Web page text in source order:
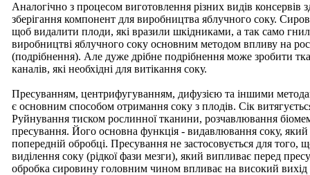
Аналогічно з процесом виготовлення різних видів консервів
зберігання компонент для виробництва яблучного соку.
щоб видалити плоди, які вразили шкідниками, а так само
виробництві яблучного соку основним методом впливу на
(подрібнення). Але дуже дрібне подрібнення може зробити
каналів, які необхідні для витікання соку.
Пресуванням, центрифугуванням, дифузією та іншими
є основним способом отримання соку з плодів. Сік
Руйнування тиском рослинної тканини, розчавлювання
пресування. Його основна функція - видавлювання соку,
попередній обробці. Пресування не застосовується для того,
виділення соку (рідкої фази мезги), який випливає перед
обробка сировину головним чином впливає на високий вихід